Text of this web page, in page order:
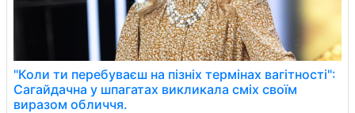
"Коли ти перебуваєш на пізніх термінах вагітності":
Сагайдачна у шпагатах викликала сміх своїм
виразом обличчя.